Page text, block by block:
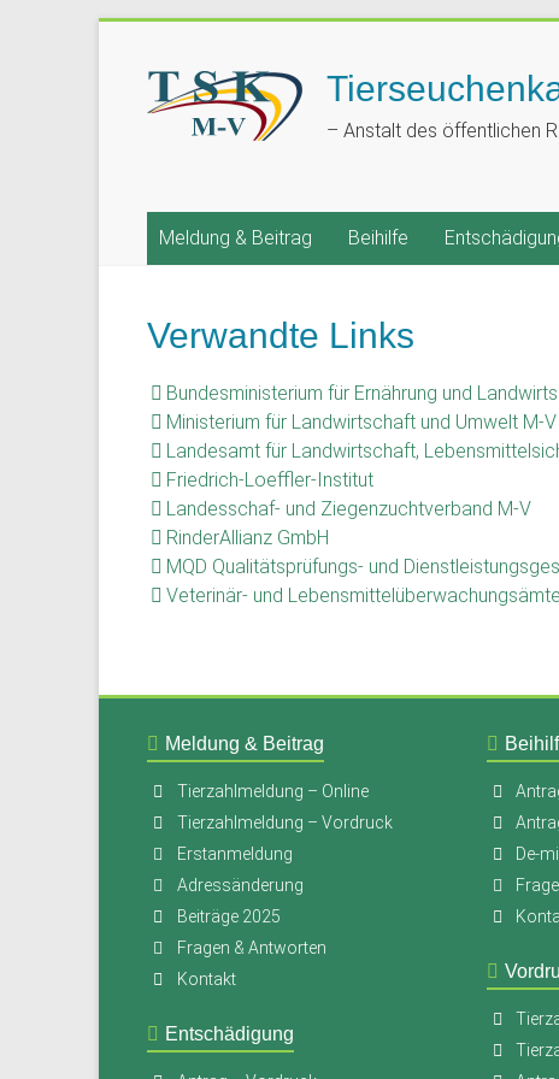
– Anstalt des öffentlichen
Meldung & Beitrag Beihilfe
Verwandte Links
Bundesministerium für Ernährung und
Ministerium für Landwirtschaft und Umwelt M-V
Landesamt für Landwirtschaft,
Friedrich-Loeffler-Institut
Landesschaf- und Ziegenzuchtverband M-V
RinderAllianz GmbH
MQD Qualitätsprüfungs- und
Veterinär- und
Meldung & Beitrag
Tierzahlmeldung – Online
Tierzahlmeldung – Vordruck
Erstanmeldung
Adressänderung
Beiträge 2025
Fragen & Antworten
Kontakt
Entschädigung
De-